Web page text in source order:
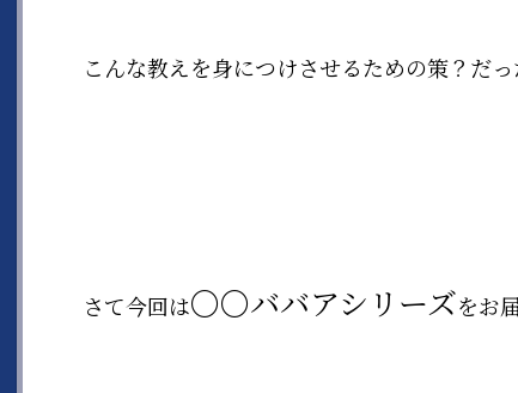
こんな教えを身につけさせるための策？だっ
さて今回は〇〇ババアシリーズをお